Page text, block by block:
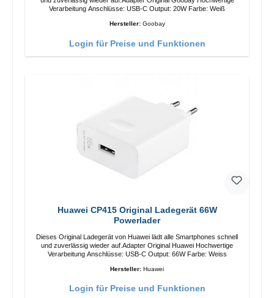
Verarbeitung Anschlüsse: USB-C Output: 20W Farbe: Weiß
Hersteller: Goobay
Login für Preise und Funktionen
Huawei CP415 Original Ladegerät 66W
Powerlader
Dieses Original Ladegerät von Huawei lädt alle Smartphones schnell
und zuverlässig wieder auf.Adapter Original Huawei Hochwertige
Verarbeitung Anschlüsse: USB-C Output: 66W Farbe: Weiss
Hersteller: Huawei
Login für Preise und Funktionen